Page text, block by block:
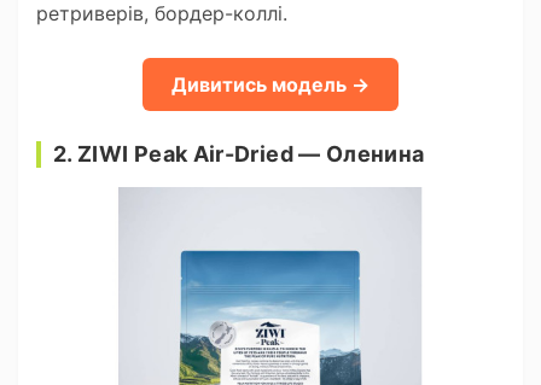
ретриверів, бордер-коллі.
Дивитись модель →
2. ZIWI Peak Air-Dried — Оленина